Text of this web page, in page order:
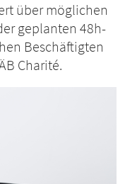
über möglichen
geplanten 48h-
Beschäftigten
Charité.